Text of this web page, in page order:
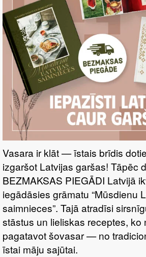
Vasara ir klāt — īstais brīdis
izgaršot Latvijas garšas! Tāpēc
BEZMAKSAS PIEGĀDI Latvijā
iegādāsies grāmatu “Mūsdienu
saimnieces”. Tajā atradīsi
stāstus un lieliskas receptes, ko
pagatavot šovasar — no
īstai māju sajūtai.